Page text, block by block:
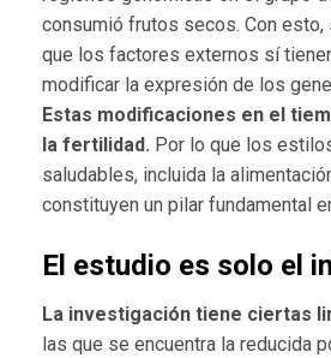
consumió frutos secos. Con esto,
que los factores externos sí
modificar la expresión de los
Estas modificaciones en el
la fertilidad. Por lo que los
saludables, incluida la
constituyen un pilar fundamental
El estudio es solo el
La investigación tiene ciertas
las que se encuentra la reducida